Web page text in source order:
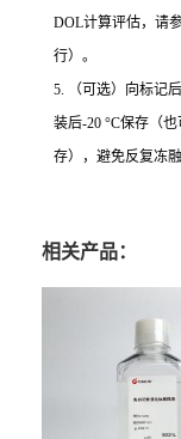
DOL计算评估，请
行）。
5. （可选）向标记
装后-20 °C保存（
存），避免反复冻
相关产品：